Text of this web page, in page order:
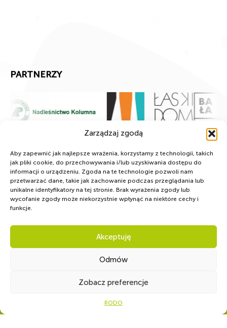
Zarządzaj zgodą
Aby zapewnić jak najlepsze wrażenia, korzystamy z technologii, takich
jak pliki cookie, do przechowywania i/lub uzyskiwania dostępu do
informacji o urządzeniu. Zgoda na te technologie pozwoli nam
przetwarzać dane, takie jak zachowanie podczas przeglądania lub
unikalne identyfikatory na tej stronie. Brak wyrażenia zgody lub
wycofanie zgody może niekorzystnie wpłynąć na niektóre cechy i
funkcje.
Akceptuję
Odmów
Zobacz preferencje
RODO
PARTNERZY
WSPÓLNIE DLA HARCERSKIEJ MISJI
Twoje wsparcie, nasza